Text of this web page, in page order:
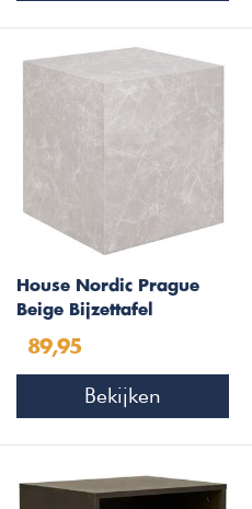
House Nordic Prague
Beige Bijzettafel
89,95
Bekijken